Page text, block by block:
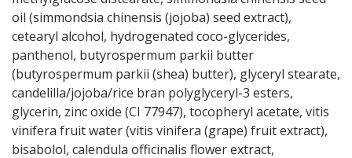
oil (simmondsia chinensis (jojoba) seed extract),
cetearyl alcohol, hydrogenated coco-glycerides,
panthenol, butyrospermum parkii butter
(butyrospermum parkii (shea) butter), glyceryl stearate,
candelilla/jojoba/rice bran polyglyceryl-3 esters,
glycerin, zinc oxide (CI 77947), tocopheryl acetate, vitis
vinifera fruit water (vitis vinifera (grape) fruit extract),
bisabolol, calendula officinalis flower extract,